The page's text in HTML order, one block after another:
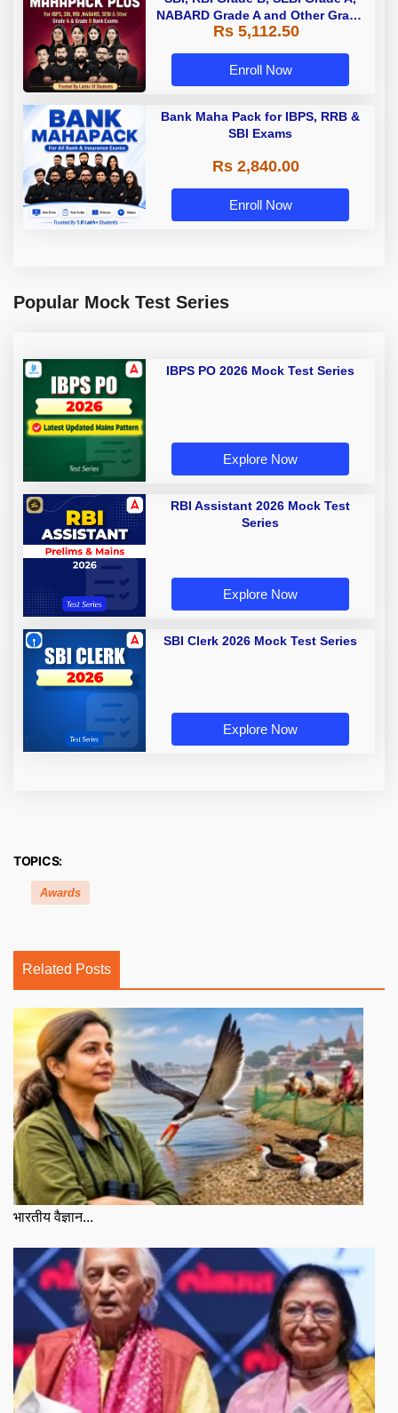
NABARD Grade A and Other Grade
A & Grade B Bank Exams
Rs 5,112.50
Enroll Now
Bank Maha Pack for IBPS, RRB &
SBI Exams
Rs 2,840.00
Enroll Now
Popular Mock Test Series
IBPS PO 2026 Mock Test Series
Explore Now
RBI Assistant 2026 Mock Test
Series
Explore Now
SBI Clerk 2026 Mock Test Series
Explore Now
TOPICS:
Awards
Related Posts
भारतीय वैज्ञान...